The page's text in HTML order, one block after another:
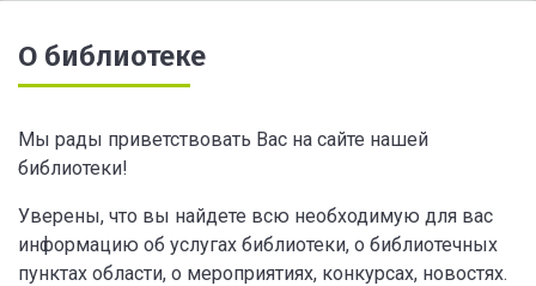
О библиотеке
Мы рады приветствовать Вас на сайте нашей
библиотеки!
Уверены, что вы найдете всю необходимую для вас
информацию об услугах библиотеки, о библиотечных
пунктах области, о мероприятиях, конкурсах, новостях.